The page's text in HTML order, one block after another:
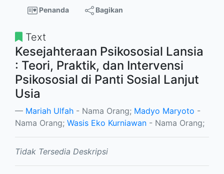
Penanda Bagikan
Text
Kesejahteraan Psikososial Lansia
: Teori, Praktik, dan Intervensi
Psikososial di Panti Sosial Lanjut
Usia
Mariah Ulfah - Nama Orang; Madyo Maryoto -
Nama Orang; Wasis Eko Kurniawan - Nama Orang;
Tidak Tersedia Deskripsi